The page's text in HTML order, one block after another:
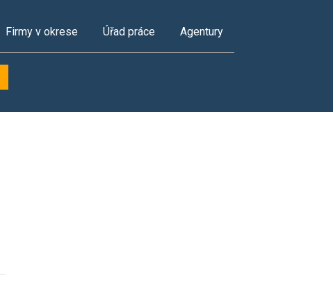
Firmy v okrese Úřad práce Agentury